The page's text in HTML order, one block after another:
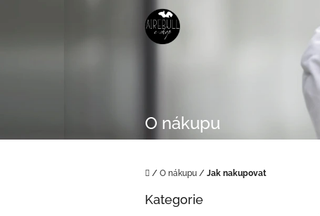
O nákupu
Domů
/ O nákupu / Jak nakupovat
Přeskočit
Kategorie